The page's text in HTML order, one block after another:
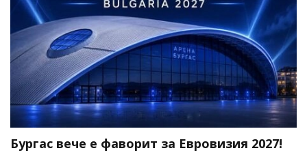
Бургас вече е фаворит за Евровизия 2027!